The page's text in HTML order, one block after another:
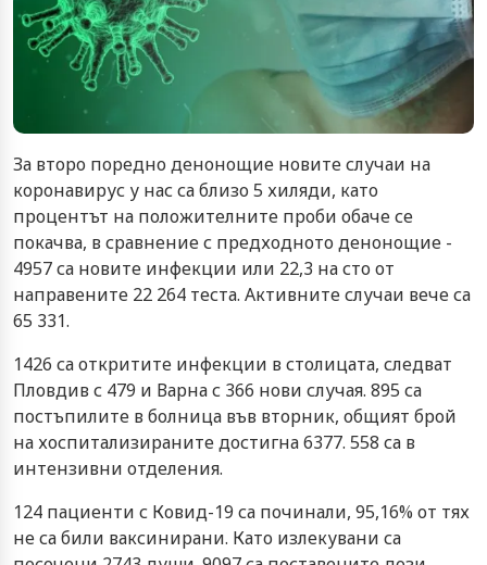
За второ поредно денонощие новите случаи на
коронавирус у нас са близо 5 хиляди, като
процентът на положителните проби обаче се
покачва, в сравнение с предходното денонощие -
4957 са новите инфекции или 22,3 на сто от
направените 22 264 теста. Активните случаи вече са
65 331.
1426 са откритите инфекции в столицата, следват
Пловдив с 479 и Варна с 366 нови случая. 895 са
постъпилите в болница във вторник, общият брой
на хоспитализираните достигна 6377. 558 са в
интензивни отделения.
124 пациенти с Ковид-19 са починали, 95,16% от тях
не са били ваксинирани. Като излекувани са